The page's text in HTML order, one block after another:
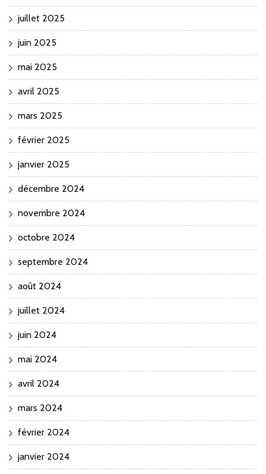
juillet 2025
juin 2025
mai 2025
avril 2025
mars 2025
février 2025
janvier 2025
décembre 2024
novembre 2024
octobre 2024
septembre 2024
août 2024
juillet 2024
juin 2024
mai 2024
avril 2024
mars 2024
février 2024
janvier 2024